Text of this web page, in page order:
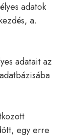
adatok
a.
adatait az
egy erre